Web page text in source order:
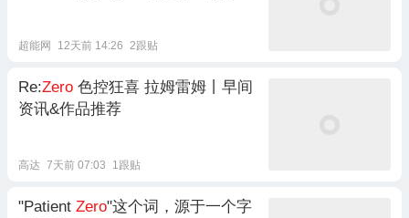
超能网 12天前 14:26 2跟贴
Re:Zero 色控狂喜 拉姆雷姆丨早间
资讯&作品推荐
高达 7天前 07:03 1跟贴
"Patient Zero"这个词，源于一个字